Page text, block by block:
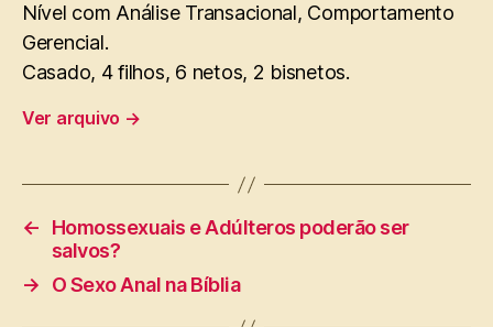
Nível com Análise Transacional, Comportamento
Gerencial.
Casado, 4 filhos, 6 netos, 2 bisnetos.
Ver arquivo →
←
Homossexuais e Adúlteros poderão ser
salvos?
→
O Sexo Anal na Bíblia